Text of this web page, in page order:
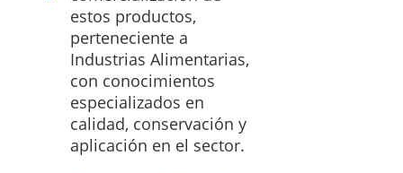
estos productos,
perteneciente a
Industrias Alimentarias,
con conocimientos
especializados en
calidad, conservación y
aplicación en el sector.